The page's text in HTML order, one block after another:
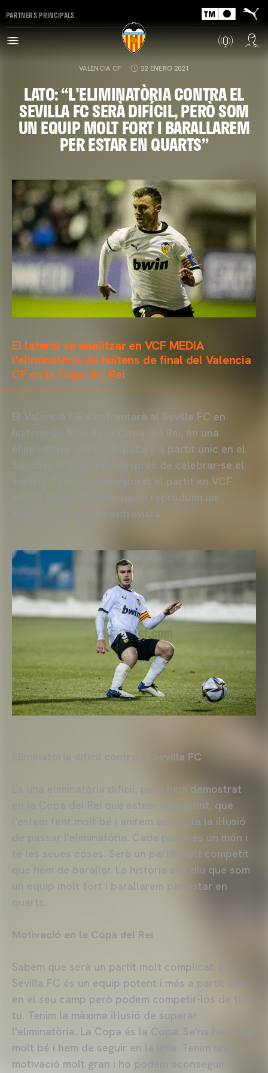
PARTNERS PRINCIPALS
VALENCIA CF 22 ENERO 2021
LATO: “L'ELIMINATÒRIA CONTRA EL
SEVILLA FC SERÀ DIFÍCIL, PERÒ SOM
UN EQUIP MOLT FORT I BARALLAREM
PER ESTAR EN QUARTS”
El lateral va analitzar en VCF MEDIA
l'eliminatòria de huitens de final del Valencia
CF en la Copa del Rei
El Valencia CF s'enfrontarà al Sevilla FC en
huitens de final de la Copa del Rei, en una
eliminatòria que es disputarà a partit únic en el
Sánchez Pizjuán. Poc després de celebrar-se el
sorteig, Toni Lato ha valorat el partit en VCF
MEDIA Ràdio. A continuació reproduïm un
extracte de la seua entrevista.
Eliminatòria difícil contra el Sevilla FC
És una eliminatòria difícil, però hem demostrat
en la Copa del Rei que estem competint, que
l'estem fent molt bé i anirem amb tota la il·lusió
de passar l'eliminatòria. Cada partit és un món i
té les seues coses. Serà un partit molt competit
que hem de barallar. La història ens diu que som
un equip molt fort i barallarem per estar en
quarts.
Motivació en la Copa del Rei
Sabem que serà un partit molt complicat. El
Sevilla FC és un equip potent i més a partit únic
en el seu camp però podem competir-los de tu a
tu. Tenim la màxima il·lusió de superar
l'eliminatòria. La Copa és la Copa. Se'ns ha donat
molt bé i hem de seguir en la línia. Tenim una
motivació molt gran i ho podem aconseguir.